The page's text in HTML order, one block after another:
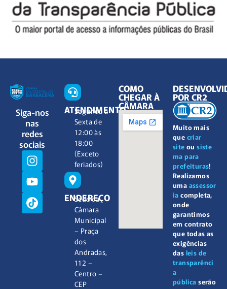
Siga-nos
nas
redes
sociais
ATENDIMENTO
Segunda à
Sexta de
12:00 às
18:00
(Exceto
feriados)
ENDEREÇO
Sede da
Câmara
Municipal
– Praça
dos
Andradas,
112 –
Centro –
CEP
COMO
CHEGAR À
CÂMARA
Muito mais
que criar
site ousiste
ma para
prefeituras!
Realizamos
uma assessor
ia completa,
onde
garantimos
em contrato
que todas as
exigências
das leis de
transparênci
a
pública serão
POR CR2